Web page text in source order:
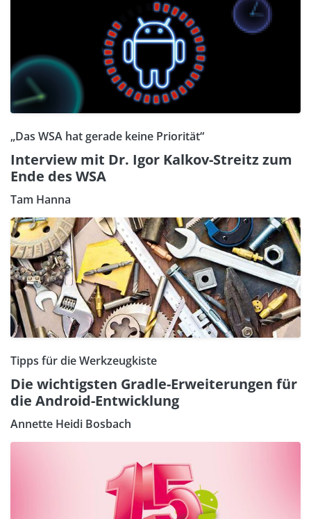
„Das WSA hat gerade keine Priorität“
Interview mit Dr. Igor Kalkov-Streitz zum
Ende des WSA
Tam Hanna
Tipps für die Werkzeugkiste
Die wichtigsten Gradle-Erweiterungen für
die Android-Entwicklung
Annette Heidi Bosbach